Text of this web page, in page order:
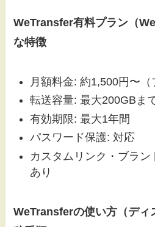
WeTransfer有料プラン（
な特徴
月額料金: 約1,500円〜（
転送容量: 最大200GBま
有効期限: 最大1年間
パスワード保護: 対応
カスタムリンク・ブラ
あり
WeTransferの使い方（ディ